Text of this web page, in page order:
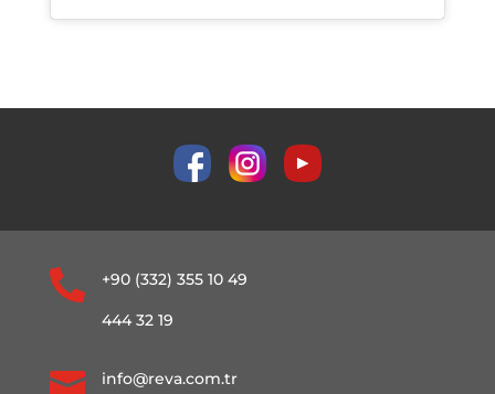
 +90 (332) 355 10 49
444 32 19
 info@reva.com.tr